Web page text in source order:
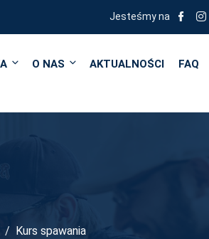
KURSY I SZKOLENIA ZGODNE Z
Jesteśmy na
O NAS AKTUALNOŚCI FAQ
Kurs spawania